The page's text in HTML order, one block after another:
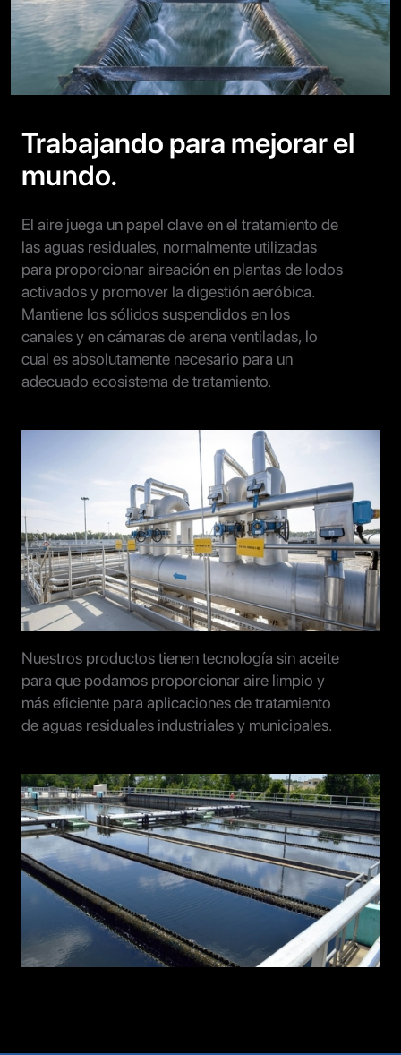
Trabajando para mejorar el
mundo.
El aire juega un papel clave en el tratamiento de
las aguas residuales, normalmente utilizadas
para proporcionar aireación en plantas de lodos
activados y promover la digestión aeróbica.
Mantiene los sólidos suspendidos en los
canales y en cámaras de arena ventiladas, lo
cual es absolutamente necesario para un
adecuado ecosistema de tratamiento.
Nuestros productos tienen tecnología sin aceite
para que podamos proporcionar aire limpio y
más eficiente para aplicaciones de tratamiento
de aguas residuales industriales y municipales.